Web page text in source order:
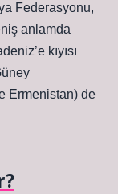
Federasyonu,
anlamda
kıyısı
Ermenistan) de